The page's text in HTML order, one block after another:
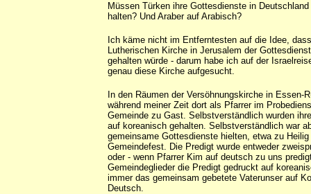
Müssen Türken ihre Gottesdienste in
halten? Und Araber auf Arabisch?
Ich käme nicht im Entferntesten auf die Idee,
Lutherischen Kirche in Jerusalem der
gehalten würde - darum habe ich auf der
genau diese Kirche aufgesucht.
In den Räumen der Versöhnungskirche in Essen-
während meiner Zeit dort als Pfarrer im
Gemeinde zu Gast. Selbstverständlich wurden
auf koreanisch gehalten. Selbstverständlich war
gemeinsame Gottesdienste hielten, etwa zu
Gemeindefest. Die Predigt wurde entweder
oder - wenn Pfarrer Kim auf deutsch zu uns
Gemeindeglieder die Predigt gedruckt auf
immer das gemeinsam gebetete Vaterunser auf
Deutsch.